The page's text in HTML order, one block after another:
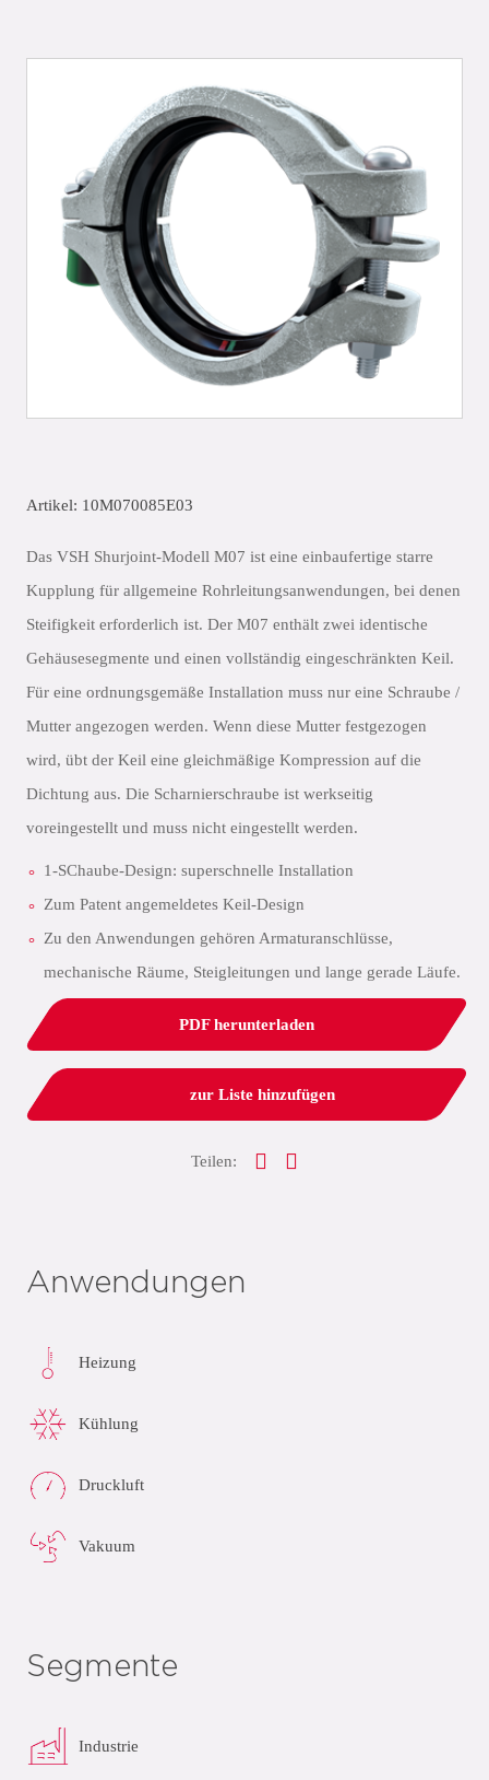
Artikel: 10M070085E03
Das VSH Shurjoint-Modell M07 ist eine einbaufertige starre
Kupplung für allgemeine Rohrleitungsanwendungen, bei denen
Steifigkeit erforderlich ist. Der M07 enthält zwei identische
Gehäusesegmente und einen vollständig eingeschränkten Keil.
Für eine ordnungsgemäße Installation muss nur eine Schraube /
Mutter angezogen werden. Wenn diese Mutter festgezogen
wird, übt der Keil eine gleichmäßige Kompression auf die
Dichtung aus. Die Scharnierschraube ist werkseitig
voreingestellt und muss nicht eingestellt werden.
1-SChaube-Design: superschnelle Installation
Zum Patent angemeldetes Keil-Design
Zu den Anwendungen gehören Armaturanschlüsse,
mechanische Räume, Steigleitungen und lange gerade Läufe.
PDF herunterladen
zur Liste hinzufügen
Teilen:
Anwendungen
Heizung
Kühlung
Druckluft
Vakuum
Segmente
Industrie